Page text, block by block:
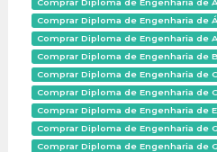
Comprar Diploma de Engenharia de
Comprar Diploma de Engenharia de
Comprar Diploma de Engenharia de
Comprar Diploma de Engenharia de
Comprar Diploma de Engenharia de
Comprar Diploma de Engenharia de
Comprar Diploma de Engenharia de
Comprar Diploma de Engenharia de